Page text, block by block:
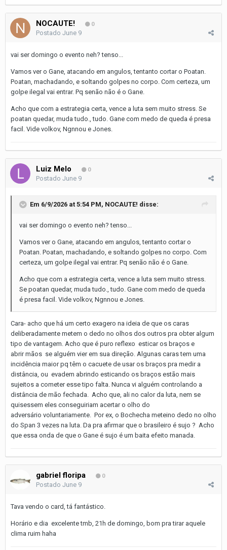
NOCAUTE! 0
Postado June 9
vai ser domingo o evento neh? tenso...
Vamos ver o Gane, atacando em angulos, tentanto cortar o Poatan.
Poatan, machadando, e soltando golpes no corpo. Com certeza, um
golpe ilegal vai entrar. Pq senão não é o Gane.
Acho que com a estrategia certa, vence a luta sem muito stress. Se
poatan quedar, muda tudo., tudo. Gane com medo de queda é presa
facil. Vide volkov, Ngnnou e Jones.
Luiz Melo 0
Postado June 9
Em 6/9/2026 at 5:54 PM, NOCAUTE! disse:
vai ser domingo o evento neh? tenso...
Vamos ver o Gane, atacando em angulos, tentanto cortar o
Poatan. Poatan, machadando, e soltando golpes no corpo. Com
certeza, um golpe ilegal vai entrar. Pq senão não é o Gane.
Acho que com a estrategia certa, vence a luta sem muito stress.
Se poatan quedar, muda tudo., tudo. Gane com medo de queda
é presa facil. Vide volkov, Ngnnou e Jones.
Cara- acho que há um certo exagero na ideia de que os caras
deliberadamente metem o dedo no olhos dos outros pra obter algum
tipo de vantagem. Acho que é puro reflexo esticar os braços e
abrir mãos se alguém vier em sua direção. Algunas caras tem uma
incidência maior pq têm o cacuete de usar os braços pra medir a
distância, ou evadem abrindo esticando os braços estão mais
sujeitos a cometer esse tipo falta. Nunca vi alguém controlando a
distância de mão fechada. Acho que, ali no calor da luta, nem se
quisessem eles conseguiriam acertar o olho do
adversário voluntariamente. Por ex, o Bochecha meteino dedo no olho
do Span 3 vezes na luta. Da pra afirmar que o brasileiro é sujo ? Acho
que essa onda de que o Gane é sujo é um baita efeito manada.
gabriel floripa 0
Postado June 9
Tava vendo o card, tá fantástico.
Horário e dia excelente tmb, 21h de domingo, bom pra tirar aquele
clima ruim haha